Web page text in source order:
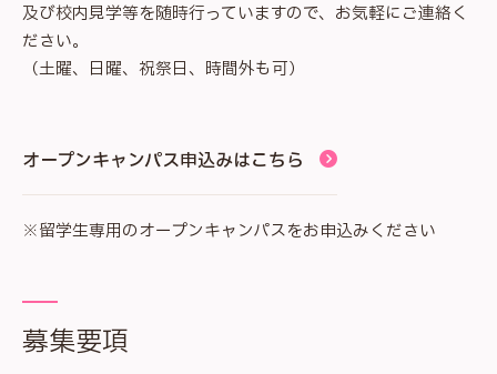
及び校内見学等を随時行っていますので、お気軽にご連絡く
ださい。
（土曜、日曜、祝祭日、時間外も可）
オープンキャンパス申込みはこちら
※留学生専用のオープンキャンパスをお申込みください
募集要項